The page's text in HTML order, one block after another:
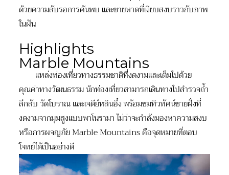
ด้วยความลับรอการค้นพบ และชายหาดที่เงียบสงบราวกับภาพ
ในฝัน
Highlights
Marble Mountains
แหล่งท่องเที่ยวทางธรรมชาติที่งดงามและเต็มไปด้วย
คุณค่าทางวัฒนธรรม นักท่องเที่ยวสามารถเดินทางไปสำรวจถ้ำ
ลึกลับ วัดโบราณ และเจดีย์หลินอึ๋ง พร้อมชมทิวทัศน์ชายฝั่งที่
งดงามจากมุมสูงแบบพาโนรามา ไม่ว่าจะกำลังมองหาความสงบ
หรือการผจญภัย Marble Mountains คือจุดหมายที่ตอบ
โจทย์ได้เป็นอย่างดี